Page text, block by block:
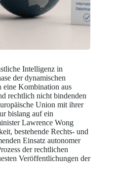
Intelligenz in
der dynamischen
eine Kombination aus
rechtlich nicht bindenden
Union mit ihrer
bislang auf ein
Lawrence Wong
bestehende Rechts- und
Einsatz autonomer
der rechtlichen
Veröffentlichungen der